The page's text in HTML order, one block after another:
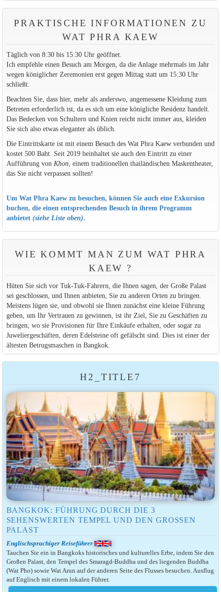
PRAKTISCHE INFORMATIONEN ZU
WAT PHRA KAEW
Täglich von 8:30 bis 15:30 Uhr geöffnet.
Ich empfehle einen Besuch am Morgen, da die Anlage mehrmals im Jahr
wegen königlicher Zeremonien erst gegen Mittag statt um 15:30 Uhr
schließt.
Beachten Sie, dass hier, mehr als anderswo, angemessene Kleidung zum
Betreten erforderlich ist, da es sich um eine königliche Residenz handelt.
Das Bedecken von Schultern und Knien reicht nicht immer aus, kleiden
Sie sich also etwas eleganter als üblich.
Die Eintrittskarte ist mit einem Besuch des Wat Phra Kaew verbunden und
kostet 500 Baht. Seit 2019 beinhaltet sie auch den Eintritt zu einer
Aufführung von Khon, einem traditionellen thailändischen Maskentheater,
das Sie nicht verpassen sollten!
Um Wat Phra Kaew zu besuchen, können Sie auch eine Exkursion
buchen, die einen entsprechenden Besuch in ihrem Programm
anbietet (siehe Liste oben).
WIE KOMMT MAN ZUM WAT PHRA
KAEW ?
Hüten Sie sich vor Tuk-Tuk-Fahrern, die Ihnen sagen, der Große Palast
sei geschlossen, und Ihnen anbieten, Sie zu anderen Orten zu bringen.
Meistens lügen sie, und obwohl sie Ihnen zunächst eine kleine Führung
geben, um Ihr Vertrauen zu gewinnen, ist ihr Ziel, Sie zu Geschäften zu
bringen, wo sie Provisionen für Ihre Einkäufe erhalten, oder sogar zu
Juweliergeschäften, deren Edelsteine oft gefälscht sind. Dies ist einer der
ältesten Betrugsmaschen in Bangkok.
H2_TITLE7
BANGKOK: FÜHRUNG DURCH DIE 3
SEHENSWERTEN TEMPEL UND DEN GROSSEN P
ALAST
Englischsprachiger Reiseführer
Tauchen Sie ein in Bangkoks historisches und kulturelles Erbe, indem Sie den
Großen Palast, den Tempel des Smaragd-Buddha und des liegenden Buddha
(Wat Pho) sowie Wat Arun auf der anderen Seite des Flusses besuchen. Ausflug
auf Englisch mit einem lokalen Führer.